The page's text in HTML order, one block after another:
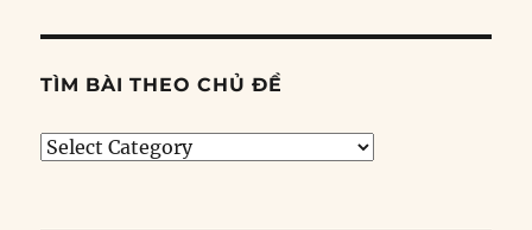
TÌM BÀI THEO CHỦ ĐỀ
Tìm